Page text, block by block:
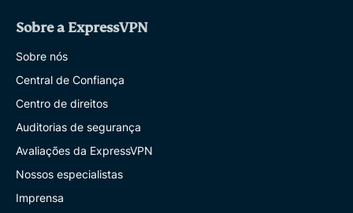
Sobre a ExpressVPN
Sobre nós
Central de Confiança
Centro de direitos
Auditorias de segurança
Avaliações da ExpressVPN
Nossos especialistas
Imprensa